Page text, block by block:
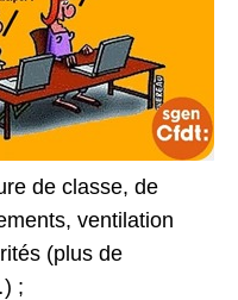
de classe, de
ventilation
(plus de
;